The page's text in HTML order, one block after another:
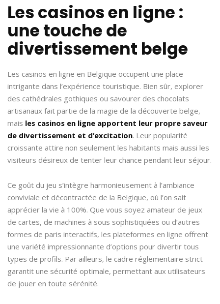
Les casinos en ligne :
une touche de
divertissement belge
Les casinos en ligne en Belgique occupent une place
intrigante dans l’expérience touristique. Bien sûr, explorer
des cathédrales gothiques ou savourer des chocolats
artisanaux fait partie de la magie de la découverte belge,
mais les casinos en ligne apportent leur propre saveur
de divertissement et d’excitation. Leur popularité
croissante attire non seulement les habitants mais aussi les
visiteurs désireux de tenter leur chance pendant leur séjour.
Ce goût du jeu s’intègre harmonieusement à l’ambiance
conviviale et décontractée de la Belgique, où l’on sait
apprécier la vie à 100%. Que vous soyez amateur de jeux
de cartes, de machines à sous sophistiquées ou d’autres
formes de paris interactifs, les plateformes en ligne offrent
une variété impressionnante d’options pour divertir tous
types de profils. Par ailleurs, le cadre réglementaire strict
garantit une sécurité optimale, permettant aux utilisateurs
de jouer en toute sérénité.